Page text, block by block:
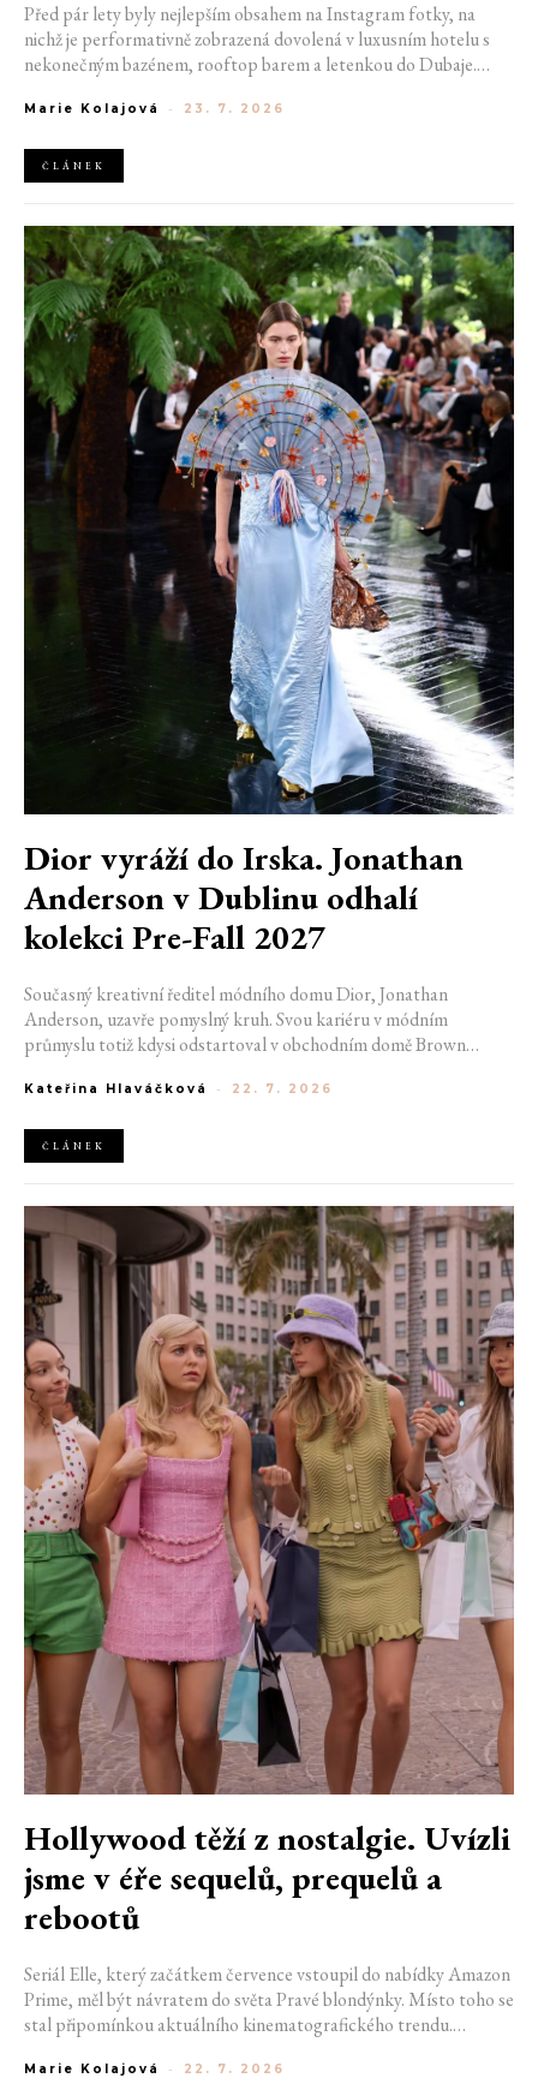
Před pár lety byly nejlepším obsahem na Instagram fotky, na
nichž je performativně zobrazená dovolená v luxusním hotelu s
nekonečným bazénem, rooftop barem a letenkou do Dubaje.
horách. Ranní koupání v lomu. Výlet vlakem na Šumavu.
Marie Kolajová - 23. 7. 2026
ČLÁNEK
Dior vyráží do Irska. Jonathan
Anderson v Dublinu odhalí
kolekci Pre-Fall 2027
Současný kreativní ředitel módního domu Dior, Jonathan
Anderson, uzavře pomyslný kruh. Svou kariéru v módním
průmyslu totiž kdysi odstartoval v obchodním domě Brown
jedné z největších luxusních značek světa. V prosinci totiž v
Fall 2027.
Kateřina Hlaváčková - 22. 7. 2026
ČLÁNEK
Hollywood těží z nostalgie. Uvízli
jsme v éře sequelů, prequelů a
rebootů
Seriál Elle, který začátkem července vstoupil do nabídky Amazon
Prime, měl být návratem do světa Pravé blondýnky. Místo toho se
stal připomínkou aktuálního kinematografického trendu.
Prequely, sequely, spin-offy i rebooty zaplnily kina i streamovací
Marie Kolajová - 22. 7. 2026